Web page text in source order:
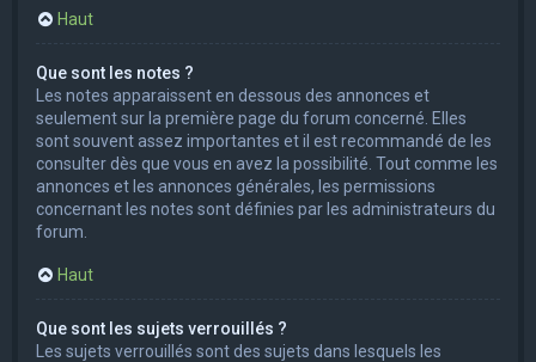
Haut
Que sont les notes ?
Les notes apparaissent en dessous des annonces et
seulement sur la première page du forum concerné. Elles
sont souvent assez importantes et il est recommandé de les
consulter dès que vous en avez la possibilité. Tout comme les
annonces et les annonces générales, les permissions
concernant les notes sont définies par les administrateurs du
forum.
Haut
Que sont les sujets verrouillés ?
Les sujets verrouillés sont des sujets dans lesquels les